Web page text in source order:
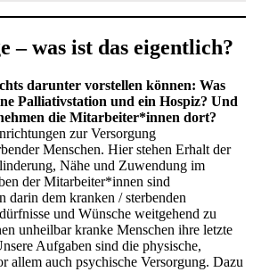
– was ist das eigentlich?
darunter vorstellen können: Was
Palliativstation und ein Hospiz? Und
die Mitarbeiter*innen dort?
zur Versorgung
Menschen. Hier stehen Erhalt der
Nähe und Zuwendung im
der Mitarbeiter*innen sind
darin dem kranken / sterbenden
und Wünsche weitgehend zu
unheilbar kranke Menschen ihre letzte
Aufgaben sind die physische,
allem auch psychische Versorgung. Dazu